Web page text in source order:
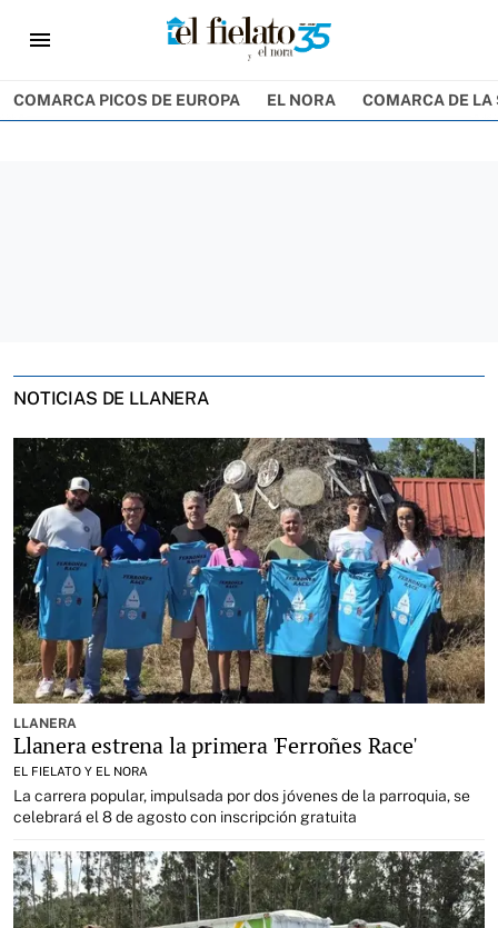
menu
COMARCA PICOS DE EUROPA EL NORA COMARCA DE LA
NOTICIAS DE LLANERA
LLANERA
Llanera estrena la primera 'Ferroñes Race'
EL FIELATO Y EL NORA
La carrera popular, impulsada por dos jóvenes de la parroquia, se
celebrará el 8 de agosto con inscripción gratuita